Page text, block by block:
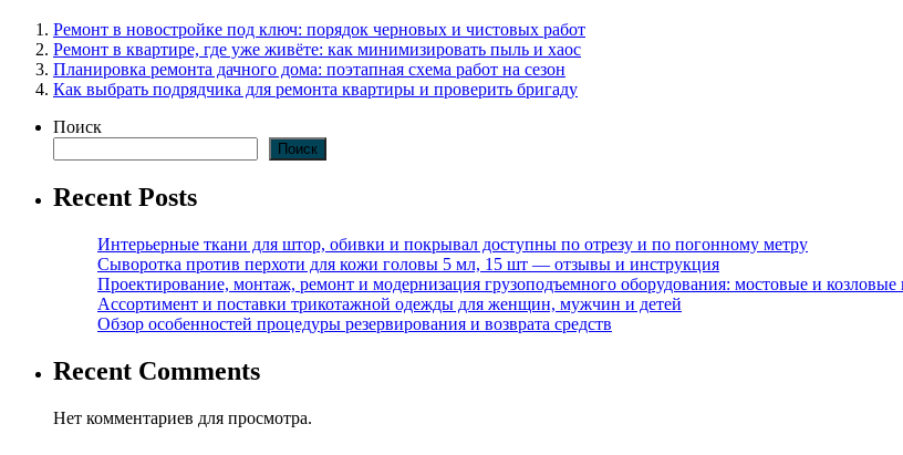
Ремонт в новостройке под ключ: порядок черновых и чистовых работ
Ремонт в квартире, где уже живёте: как минимизировать пыль и хаос
Планировка ремонта дачного дома: поэтапная схема работ на сезон
Как выбрать подрядчика для ремонта квартиры и проверить бригаду
Поиск
Поиск
Recent Posts
Интерьерные ткани для штор, обивки и покрывал доступны по отрезу и по погонному метру
Сыворотка против перхоти для кожи головы 5 мл, 15 шт — отзывы и инструкция
Проектирование, монтаж, ремонт и модернизация грузоподъемного оборудования: мостовые и
Ассортимент и поставки трикотажной одежды для женщин, мужчин и детей
Обзор особенностей процедуры резервирования и возврата средств
Recent Comments
Нет комментариев для просмотра.